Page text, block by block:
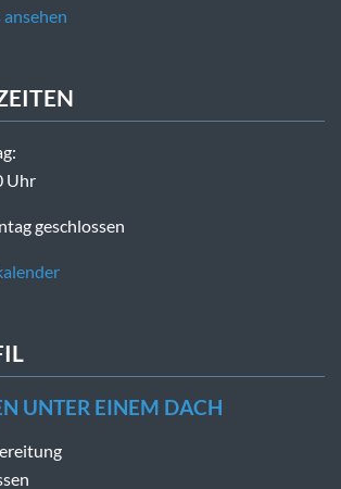
Uhr
geschlossen
UNTER EINEM DACH